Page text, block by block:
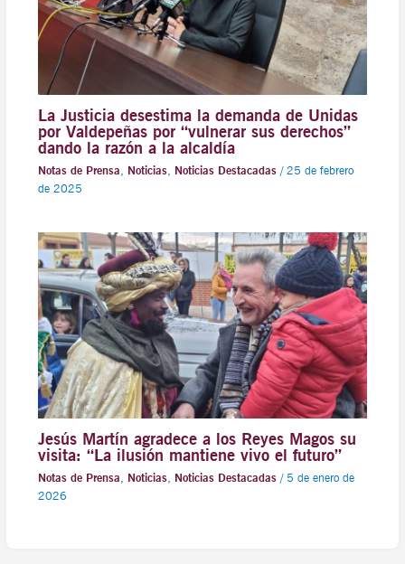
La Justicia desestima la demanda de Unidas
por Valdepeñas por “vulnerar sus derechos”
dando la razón a la alcaldía
Notas de Prensa Noticias, Noticias Destacadas/ 25 de febrero
de 2025
Jesús Martín agradece a los Reyes Magos su
visita: “La ilusión mantiene vivo el futuro”
Notas de Prensa Noticias, Noticias Destacadas/ 5 de enero de
2026